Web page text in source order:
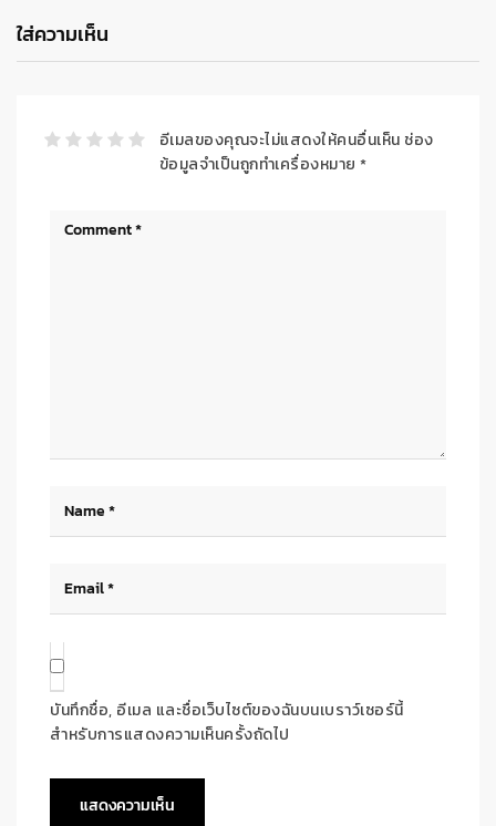
ใส่ความเห็น
อีเมลของคุณจะไม่แสดงให้คนอื่นเห็น ช่อง
ข้อมูลจำเป็นถูกทำเครื่องหมาย *
บันทึกชื่อ, อีเมล และชื่อเว็บไซต์ของฉันบนเบราว์เซอร์นี้
สำหรับการแสดงความเห็นครั้งถัดไป